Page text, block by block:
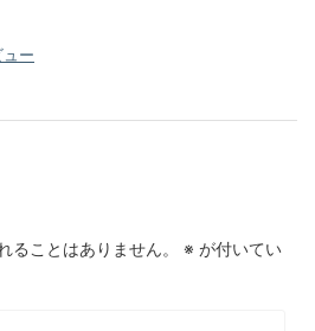
ー
ることはありません。 ※ が付いてい